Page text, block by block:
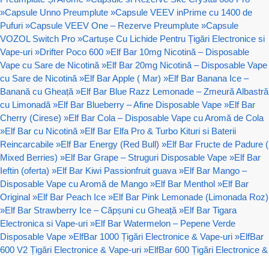
»Capsule Unno Preumplute »Capsule VEEV inPrime cu 1400 de
Pufuri »Capsule VEEV One – Rezerve Preumplute »Capsule
VOZOL Switch Pro »Cartușe Cu Lichide Pentru Țigări Electronice si
Vape-uri »Drifter Poco 600 »Elf Bar 10mg Nicotină – Disposable
Vape cu Sare de Nicotină »Elf Bar 20mg Nicotină – Disposable Vape
cu Sare de Nicotină »Elf Bar Apple ( Mar) »Elf Bar Banana Ice –
Banană cu Gheață »Elf Bar Blue Razz Lemonade – Zmeură Albastră
cu Limonadă »Elf Bar Blueberry – Afine Disposable Vape »Elf Bar
Cherry (Cirese) »Elf Bar Cola – Disposable Vape cu Aromă de Cola
»Elf Bar cu Nicotină »Elf Bar Elfa Pro & Turbo Kituri si Baterii
Reincarcabile »Elf Bar Energy (Red Bull) »Elf Bar Fructe de Padure (
Mixed Berries) »Elf Bar Grape – Struguri Disposable Vape »Elf Bar
Ieftin (oferta) »Elf Bar Kiwi Passionfruit guava »Elf Bar Mango –
Disposable Vape cu Aromă de Mango »Elf Bar Menthol »Elf Bar
Original »Elf Bar Peach Ice »Elf Bar Pink Lemonade (Limonada Roz)
»Elf Bar Strawberry Ice – Căpșuni cu Gheață »Elf Bar Tigara
Electronica si Vape-uri »Elf Bar Watermelon – Pepene Verde
Disposable Vape »ElfBar 1000 Țigări Electronice & Vape-uri »ElfBar
600 V2 Țigări Electronice & Vape-uri »ElfBar 600 Țigări Electronice &